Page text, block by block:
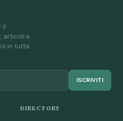
il
articoli e
in tutta
ISCRIVITI
DIRECTORY